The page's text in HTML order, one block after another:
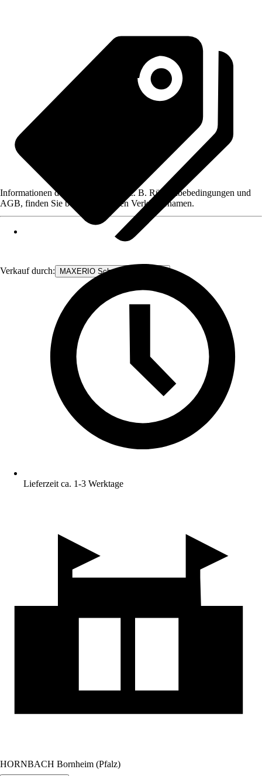
Verkauf durch: MAXERIO Schraubfundamente
Informationen des Verkäufers, wie z. B. Rückgabebedingungen und
AGB, finden Sie bei Klick auf den Verkäufernamen.
Lieferzeit ca. 1-3 Werktage
HORNBACH Bornheim (Pfalz)